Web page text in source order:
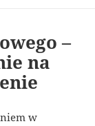
–
na
w